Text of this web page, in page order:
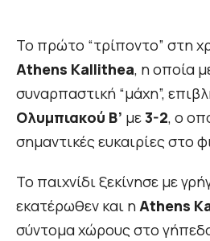
Το πρώτο “τρίποντο” στη
Athens Kallithea, η οποία
συναρπαστική “μάχη”,
Ολυμπιακού Β’ με3-2, ο
σημαντικές ευκαιρίες στο
Το παιχνίδι ξεκίνησε με
εκατέρωθεν και ηAthens
σύντομα χώρους στο